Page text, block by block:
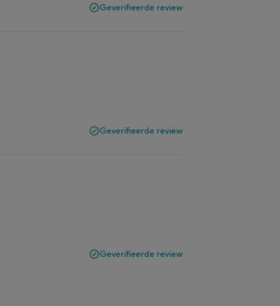
Geverifieerde review
Geverifieerde review
Geverifieerde review